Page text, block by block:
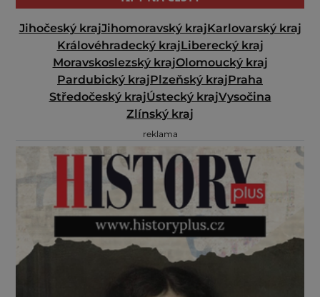
Jihočeský krajJihomoravský krajKarlovarský kraj
Královéhradecký krajLiberecký kraj
Moravskoslezský krajOlomoucký kraj
Pardubický krajPlzeňský krajPraha
Středočeský krajÚstecký krajVysočina
Zlínský kraj
reklama